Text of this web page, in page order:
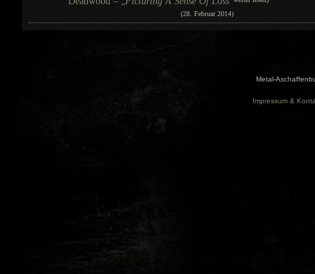
(28. Februar 2014)
Metal-
Impressum &